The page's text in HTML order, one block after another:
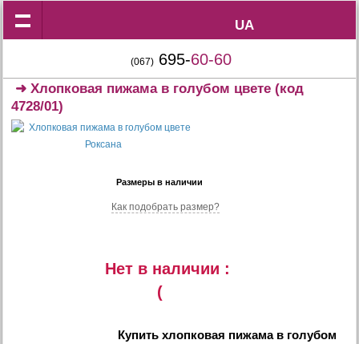
UA
UA
(067) 695-60-60
➜Хлопковая пижама в голубом цвете (код
4728/01)
Размеры в наличии
Как подобрать размер?
Нет в наличии :
(
Купитьхлопковая пижама в голубом